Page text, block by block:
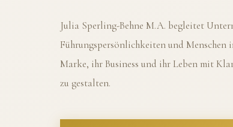
Julia Sperling-Behne M.A. begleitet
Führungspersönlichkeiten und
Marke, ihr Business und ihr Leben mit
zu gestalten.